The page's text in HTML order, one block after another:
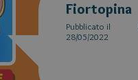
Fiortopina
Pubblicato il
28/05/2022